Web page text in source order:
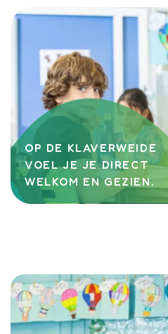
OP DE KLAVERWEIDE
VOEL JE JE DIRECT
WELKOM EN GEZIEN.